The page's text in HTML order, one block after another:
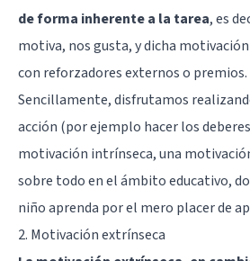
de forma inherente a la tarea, es
motiva, nos gusta, y dicha
con reforzadores externos o premios.
Sencillamente, disfrutamos
acción (por ejemplo hacer los
motivación intrínseca, una
sobre todo en el ámbito educativo,
niño aprenda por el mero placer de
2. Motivación extrínseca